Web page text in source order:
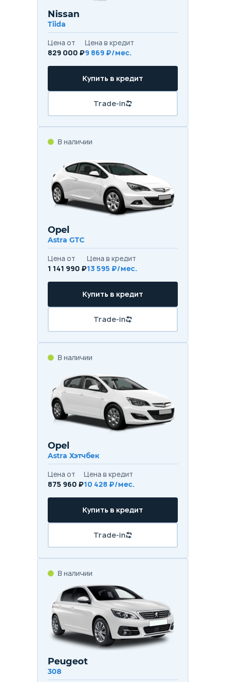
Nissan
Tiida
Цена от
829 000 ₽
Цена в кредит
9 869 ₽/мес.
Купить в кредит
Trade-in
В наличии
Opel
Astra GTC
Цена от
1 141 990 ₽
Цена в кредит
13 595 ₽/мес.
Купить в кредит
Trade-in
В наличии
Opel
Astra Хэтчбек
Цена от
875 960 ₽
Цена в кредит
10 428 ₽/мес.
Купить в кредит
Trade-in
В наличии
Peugeot
308